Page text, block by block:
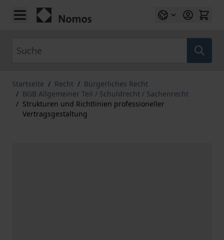
Zum Inhalt springen
Startseite / Recht / Bürgerliches Recht
/ BGB Allgemeiner Teil / Schuldrecht / Sachenrecht
/ Strukturen und Richtlinien professioneller
Vertragsgestaltung